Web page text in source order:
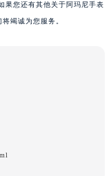
果您还有其他关于阿玛尼手表
竭诚为您服务。